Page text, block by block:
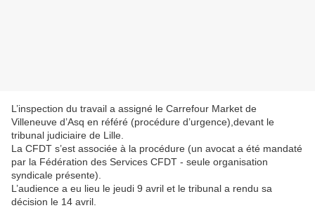
L’inspection du travail a assigné le Carrefour Market de
Villeneuve d’Asq en référé (procédure d’urgence),devant le
tribunal judiciaire de Lille.
La CFDT s’est associée à la procédure (un avocat a été mandaté
par la Fédération des Services CFDT ‐ seule organisation
syndicale présente).
L’audience a eu lieu le jeudi 9 avril et le tribunal a rendu sa
décision le 14 avril.